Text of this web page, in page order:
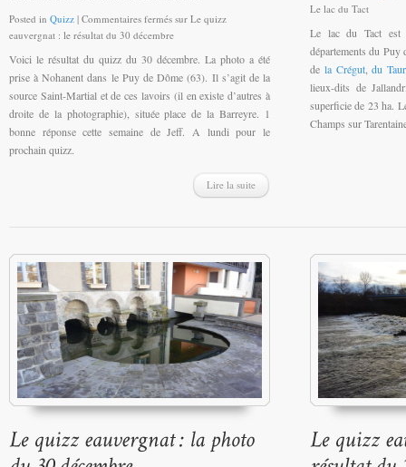
Posted in Quizz | Commentaires fermés sur Le quizz
eauvergnat : le résultat du 30 décembre
Voici le résultat du quizz du 30 décembre. La photo a été
prise à Nohanent dans le Puy de Dôme (63). Il s’agit de la
source Saint-Martial et de ces lavoirs (il en existe d’autres à
droite de la photographie), située place de la Barreyre. 1
bonne réponse cette semaine de Jeff. A lundi pour le
prochain quizz.
Lire la suite
Le lac du Tact
Le lac du Tact est
départements du Puy
de la Crégut,du
lieux-dits de
superficie de 23 ha.
Champs sur